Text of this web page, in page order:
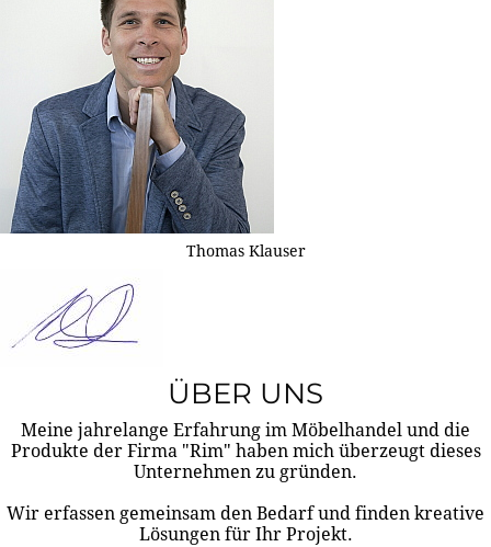
Thomas Klauser
ÜBER UNS
Meine jahrelange Erfahrung im Möbelhandel und die
Produkte der Firma "Rim" haben mich überzeugt dieses
Unternehmen zu gründen.
Wir erfassen gemeinsam den Bedarf und finden kreative
Lösungen für Ihr Projekt.